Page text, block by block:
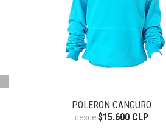
POLERON CANGURO
desde$15.600 CLP